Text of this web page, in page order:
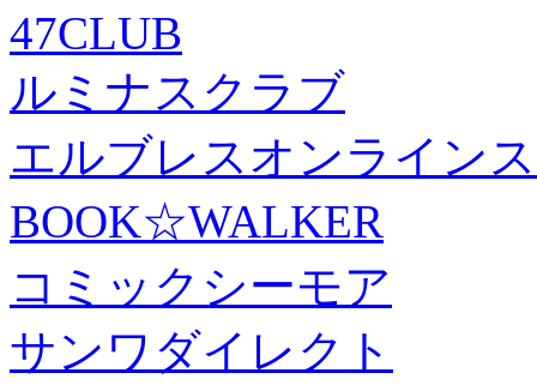
47CLUB
ルミナスクラブ
エルブレスオンライン
BOOK☆WALKER
コミックシーモア
サンワダイレクト